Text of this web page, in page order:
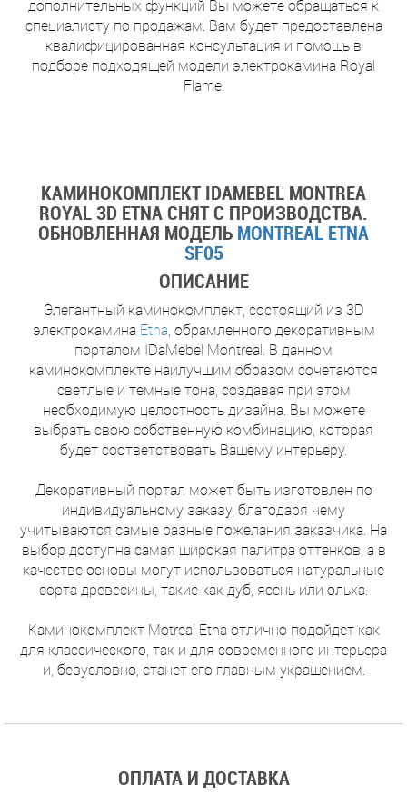
дополнительных функций Вы можете обращаться к
специалисту по продажам. Вам будет предоставлена
квалифицированная консультация и помощь в
подборе подходящей модели электрокамина Royal
Flame.
КАМИНОКОМПЛЕКТ IDAMEBEL MONTREA
ROYAL 3D ETNA СНЯТ С ПРОИЗВОДСТВА.
ОБНОВЛЕННАЯ МОДЕЛЬ MONTREAL ETNA
SF05
ОПИСАНИЕ
Элегантный каминокомплект, состоящий из 3D
электрокамина Etna, обрамленного декоративным
порталом IDaMebel Montreal. В данном
каминокомплекте наилучшим образом сочетаются
светлые и темные тона, создавая при этом
необходимую целостность дизайна. Вы можете
выбрать свою собственную комбинацию, которая
будет соответствовать Вашему интерьеру.
Декоративный портал может быть изготовлен по
индивидуальному заказу, благодаря чему
учитываются самые разные пожелания заказчика. На
выбор доступна самая широкая палитра оттенков, а в
качестве основы могут использоваться натуральные
сорта древесины, такие как дуб, ясень или ольха.
Каминокомплект Motreal Etna отлично подойдет как
для классического, так и для современного интерьера
и, безусловно, станет его главным украшением.
ОПЛАТА И ДОСТАВКА